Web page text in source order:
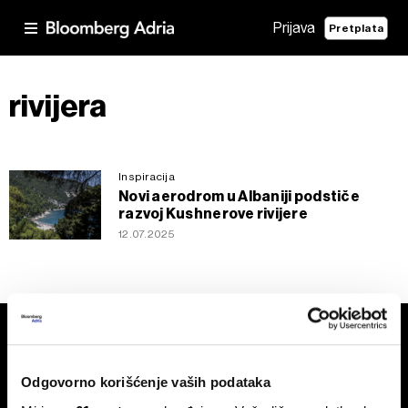
Odgovorno korišćenje vaših podataka
Prijava Pretplata
rivijera
Inspiracija
Novi aerodrom u Albaniji podstiče
razvoj Kushnerove rivijere
12.07.2025